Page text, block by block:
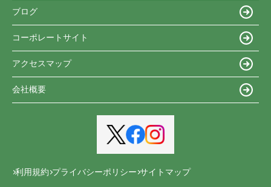
ブログ
コーポレートサイト
アクセスマップ
会社概要
利用規約 プライバシーポリシー サイトマップ